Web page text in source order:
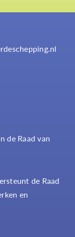
de Raad van
de Raad
en